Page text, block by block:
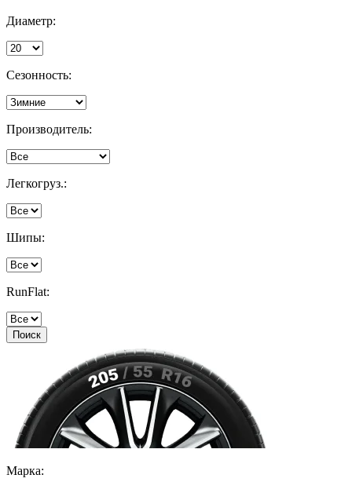
Диаметр:
Сезонность:
Производитель:
Легкогруз.:
Шипы:
RunFlat:
Поиск
Марка: